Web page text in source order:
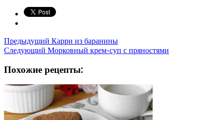
Предыдущий Карри из баранины
Следующий Морковный крем-суп с пряностями
Похожие рецепты: